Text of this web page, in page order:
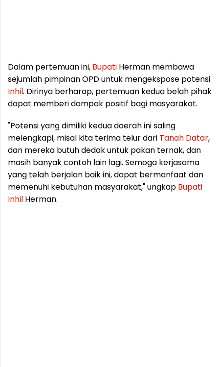
Dalam pertemuan ini, Bupati Herman membawa
sejumlah pimpinan OPD untuk mengekspose potensi
Inhil. Dirinya berharap, pertemuan kedua belah pihak
dapat memberi dampak positif bagi masyarakat.
"Potensi yang dimiliki kedua daerah ini saling
melengkapi, misal kita terima telur dari Tanah Datar,
dan mereka butuh dedak untuk pakan ternak, dan
masih banyak contoh lain lagi. Semoga kerjasama
yang telah berjalan baik ini, dapat bermanfaat dan
memenuhi kebutuhan masyarakat," ungkap Bupati
Inhil Herman.